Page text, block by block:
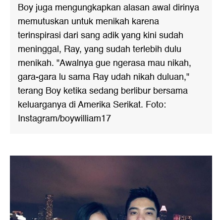
Boy juga mengungkapkan alasan awal dirinya
memutuskan untuk menikah karena
terinspirasi dari sang adik yang kini sudah
meninggal, Ray, yang sudah terlebih dulu
menikah. "Awalnya gue ngerasa mau nikah,
gara-gara lu sama Ray udah nikah duluan,"
terang Boy ketika sedang berlibur bersama
keluarganya di Amerika Serikat. Foto:
Instagram/boywilliam17